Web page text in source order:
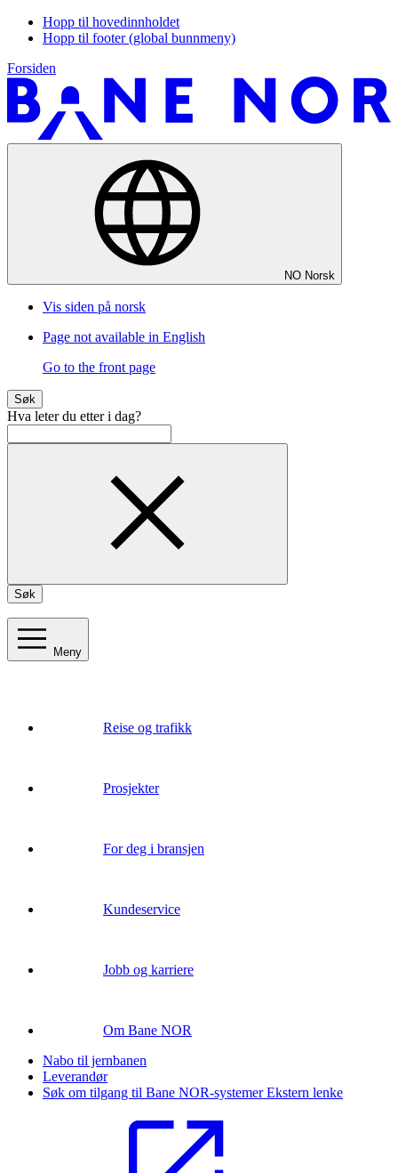
Hopp til hovedinnholdet
Hopp til footer (global bunnmeny)
Forsiden
NO Norsk
Vis siden på norsk
Page not available in English
Go to the front page
Søk
Hva leter du etter i dag?
Søk
Meny
Reise og trafikk
Prosjekter
For deg i bransjen
Kundeservice
Jobb og karriere
Om Bane NOR
Nabo til jernbanen
Leverandør
Søk om tilgang til Bane NOR-systemerEkstern lenke